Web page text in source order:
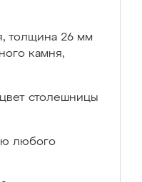
толщина 26 мм
камня,
столешницы
любого